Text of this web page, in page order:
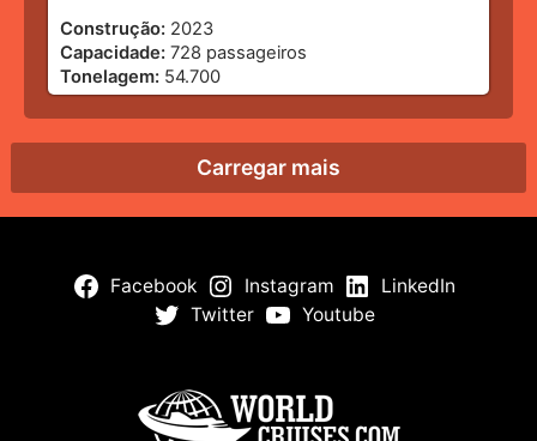
Construção: 2023
Capacidade: 728 passageiros
Tonelagem: 54.700
Carregar mais
Facebook Instagram
LinkedIn
Twitter
Youtube